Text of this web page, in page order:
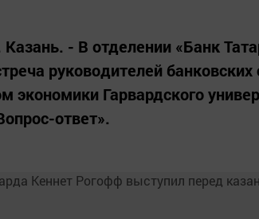
Казань. - В отделении «Банк
руководителей банковских
экономики Гарвардского
­ответ».